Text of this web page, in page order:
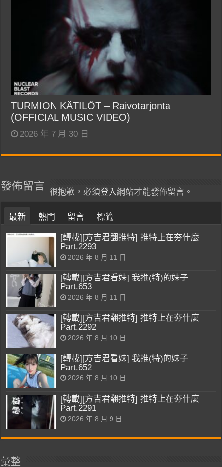
TURMION KÄTILÖT – Raivotarjonta
(OFFICIAL MUSIC VIDEO)
2026 年 7 月 30 日
發佈留言
很抱歉，必須登入網站才能發佈留言。
最新 熱門 留言 標籤
[轉載][方吉君翻推特] 推特上在夯什麼
Part.2293
2026 年 8 月 11 日
[轉載][方吉君看妹] 我推(特)的妹子
Part.653
2026 年 8 月 11 日
[轉載][方吉君翻推特] 推特上在夯什麼
Part.2292
2026 年 8 月 10 日
[轉載][方吉君看妹] 我推(特)的妹子
Part.652
2026 年 8 月 10 日
[轉載][方吉君翻推特] 推特上在夯什麼
Part.2291
2026 年 8 月 9 日
彙整